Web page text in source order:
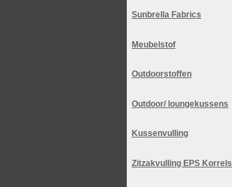
Sunbrella Fabrics
Meubelstof
Outdoorstoffen
Outdoor/ loungekussens
Kussenvulling
Zitzakvulling EPS Korrels